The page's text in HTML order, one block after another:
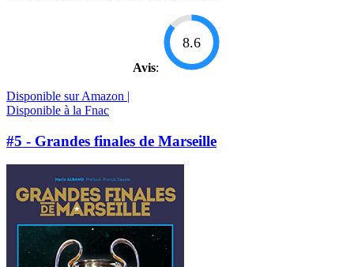
Avis:
8.6
Disponible sur Amazon |
Disponible à la Fnac
#5 - Grandes finales de Marseille